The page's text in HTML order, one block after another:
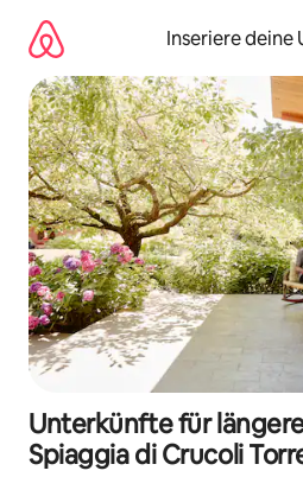
Inhalten
springen
Inseriere
Unterkünfte für
Spiaggia di Crucoli